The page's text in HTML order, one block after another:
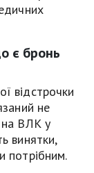
є бронь
відстрочки
не
на ВЛК у
винятки,
потрібним.